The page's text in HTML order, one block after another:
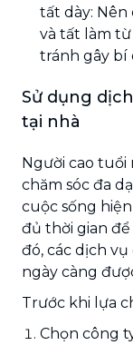
tất dày:
và tất làm
tránh gây bí
Sử dụng
tại nhà
Người cao
chăm sóc đa
cuộc sống
đủ thời gian
đó, các dịch
ngày càng
Trước khi lựa
Chọn công